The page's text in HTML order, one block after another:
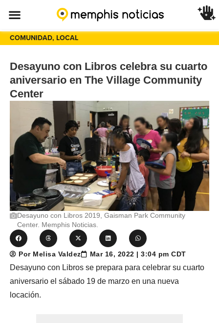
COMUNIDAD, LOCAL
Desayuno con Libros celebra su cuarto
aniversario en The Village Community
Center
Desayuno con Libros 2019, Gaisman Park Community
Center. Memphis Noticias.
Por Melisa Valdez Mar 16, 2022 | 3:04 pm CDT
Desayuno con Libros se prepara para celebrar su cuarto
aniversario el sábado 19 de marzo en una nueva
locación.